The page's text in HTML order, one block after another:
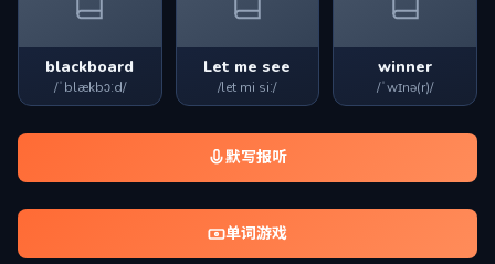
blackboard
/ˈblækbɔːd/
Let me see
/let mi siː/
winner
/ˈwɪnə(r)/
默写报听
单词游戏